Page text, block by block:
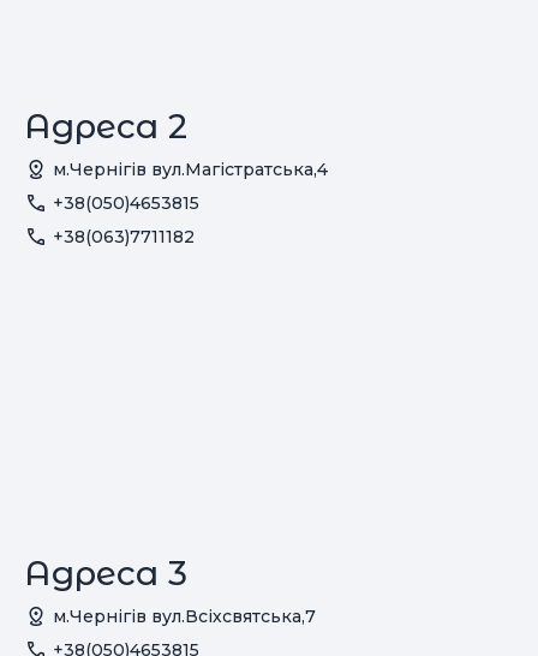
Адреса 2
м.Чернігів вул.Магістратська,4
+38(050)4653815
+38(063)7711182
Адреса 3
м.Чернігів вул.Всіхсвятська,7
+38(050)4653815